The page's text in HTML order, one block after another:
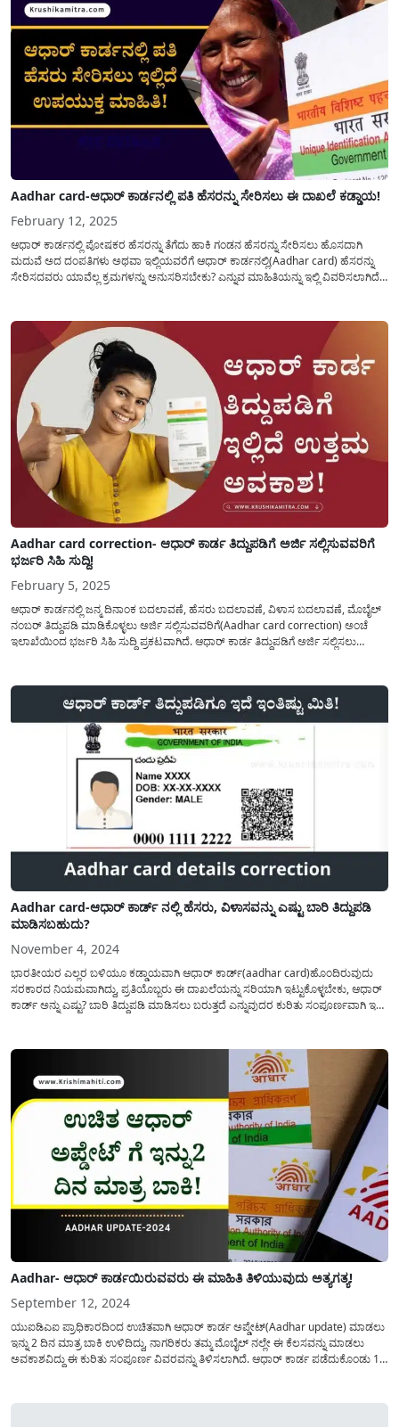
Aadhar card-ಆಧಾರ್ ಕಾರ್ಡನಲ್ಲಿ ಪತಿ ಹೆಸರನ್ನು ಸೇರಿಸಲು ಈ ದಾಖಲೆ ಕಡ್ಡಾಯ!
February 12, 2025
ಆಧಾರ್ ಕಾರ್ಡನಲ್ಲಿ ಪೋಷಕರ ಹೆಸರನ್ನು ತೆಗೆದು ಹಾಕಿ ಗಂಡನ ಹೆಸರನ್ನು ಸೇರಿಸಲು ಹೊಸದಾಗಿ
ಮದುವೆ ಅದ ದಂಪತಿಗಳು ಅಥವಾ ಇಲ್ಲಿಯವರೆಗೆ ಆಧಾರ್ ಕಾರ್ಡನಲ್ಲಿ(Aadhar card) ಹೆಸರನ್ನು
ಸೇರಿಸದವರು ಯಾವೆಲ್ಲ ಕ್ರಮಗಳನ್ನು ಅನುಸರಿಸಬೇಕು? ಎನ್ನುವ ಮಾಹಿತಿಯನ್ನು ಇಲ್ಲಿ ವಿವರಿಸಲಾಗಿದೆ.
Aadhar card correction- ಆಧಾರ್ ಕಾರ್ಡ ತಿದ್ದುಪಡಿಗೆ ಅರ್ಜಿ ಸಲ್ಲಿಸುವವರಿಗೆ
ಭರ್ಜರಿ ಸಿಹಿ ಸುದ್ದಿ!
February 5, 2025
ಆಧಾರ್ ಕಾರ್ಡನಲ್ಲಿ ಜನ್ಮ ದಿನಾಂಕ ಬದಲಾವಣೆ, ಹೆಸರು ಬದಲಾವಣೆ, ವಿಳಾಸ ಬದಲಾವಣೆ, ಮೊಬೈಲ್
ನಂಬರ್ ತಿದ್ದುಪಡಿ ಮಾಡಿಕೊಳ್ಳಲು ಅರ್ಜಿ ಸಲ್ಲಿಸುವವರಿಗೆ(Aadhar card correction) ಅಂಚೆ
ಇಲಾಖೆಯಿಂದ ಭರ್ಜರಿ ಸಿಹಿ ಸುದ್ದಿ ಪ್ರಕಟವಾಗಿದೆ. ಆಧಾರ್ ಕಾರ್ಡ ತಿದ್ದುಪಡಿಗೆ ಅರ್ಜಿ ಸಲ್ಲಿಸಲು
Aadhar card-ಆಧಾರ್ ಕಾರ್ಡ್‌ ನಲ್ಲಿ ಹೆಸರು, ವಿಳಾಸವನ್ನು ಎಷ್ಟು ಬಾರಿ ತಿದ್ದುಪಡಿ
ಮಾಡಿಸಬಹುದು?
November 4, 2024
ಭಾರತೀಯರ ಎಲ್ಲರ ಬಳಿಯೂ ಕಡ್ಡಾಯವಾಗಿ ಆಧಾರ್ ಕಾರ್ಡ್(aadhar card)ಹೊಂದಿರುವುದು
ಸರಕಾರದ ನಿಯಮವಾಗಿದ್ದು, ಪ್ರತಿಯೊಬ್ಬರು ಈ ದಾಖಲೆಯನ್ನು ಸರಿಯಾಗಿ ಇಟ್ಟುಕೊಳ್ಳಬೇಕು, ಆಧಾರ್
ಕಾರ್ಡ್ ಅನ್ನು ಎಷ್ಟು? ಬಾರಿ ತಿದ್ದುಪಡಿ ಮಾಡಿಸಲು ಬರುತ್ತದೆ ಎನ್ನುವುದರ ಕುರಿತು ಸಂಪೂರ್ಣವಾಗಿ ಇಲ್ಲಿ
Aadhar- ಆಧಾರ್ ಕಾರ್ಡಯಿರುವವರು ಈ ಮಾಹಿತಿ ತಿಳಿಯುವುದು ಅತ್ಯಗತ್ಯ!
September 12, 2024
ಯುಐಡಿಎಐ ಪ್ರಾಧಿಕಾರದಿಂದ ಉಚಿತವಾಗಿ ಆಧಾರ್ ಕಾರ್ಡ ಅಪ್ಡೇಟ್(Aadhar update) ಮಾಡಲು
ಇನ್ನು 2 ದಿನ ಮಾತ್ರ ಬಾಕಿ ಉಳಿದಿದ್ದು, ನಾಗರಿಕರು ತಮ್ಮ ಮೊಬೈಲ್ ನಲ್ಲೇ ಈ ಕೆಲಸವನ್ನು ಮಾಡಲು
ಅವಕಾಶವಿದ್ದು ಈ ಕುರಿತು ಸಂಪೂರ್ಣ ವಿವರವನ್ನು ತಿಳಿಸಲಾಗಿದೆ. ಆಧಾರ್ ಕಾರ್ಡ ಪಡೆದುಕೊಂಡು 10